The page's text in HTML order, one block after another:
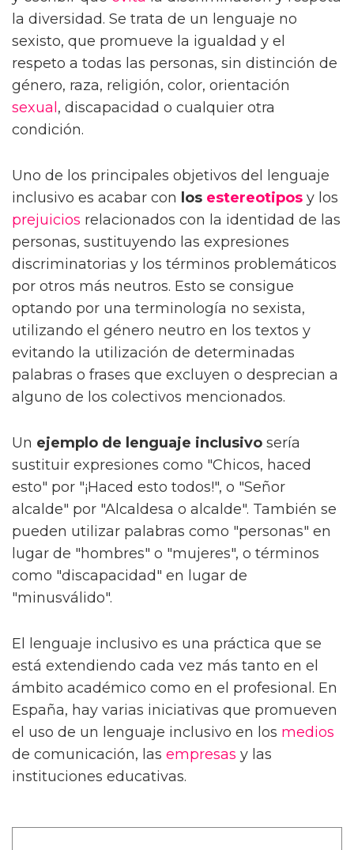
la diversidad. Se trata de un lenguaje no
sexisto, que promueve la igualdad y el
respeto a todas las personas, sin distinción de
género, raza, religión, color, orientación
sexual , discapacidad o cualquier otra
condición.
Uno de los principales objetivos del lenguaje
inclusivo es acabar con los estereotipos y los
prejuicios relacionados con la identidad de las
personas, sustituyendo las expresiones
discriminatorias y los términos problemáticos
por otros más neutros. Esto se consigue
optando por una terminología no sexista,
utilizando el género neutro en los textos y
evitando la utilización de determinadas
palabras o frases que excluyen o desprecian a
alguno de los colectivos mencionados.
Un ejemplo de lenguaje inclusivo sería
sustituir expresiones como "Chicos, haced
esto" por "¡Haced esto todos!", o "Señor
alcalde" por "Alcaldesa o alcalde". También se
pueden utilizar palabras como "personas" en
lugar de "hombres" o "mujeres", o términos
como "discapacidad" en lugar de
"minusválido".
El lenguaje inclusivo es una práctica que se
está extendiendo cada vez más tanto en el
ámbito académico como en el profesional. En
España, hay varias iniciativas que promueven
el uso de un lenguaje inclusivo en los medios
de comunicación, las empresas y las
instituciones educativas.